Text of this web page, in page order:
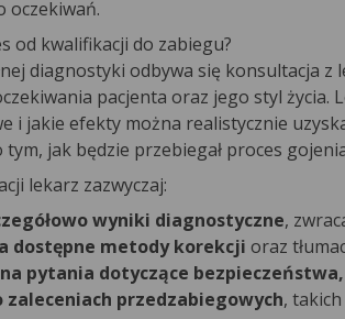
oczekiwań.
od kwalifikacji do zabiegu?
diagnostyki odbywa się konsultacja
pacjenta oraz jego styl
i jakie efekty można realistycznie
jak będzie przebiegał proces
lekarz zazwyczaj:
wyniki diagnostyczne,
dostępne metody korekcji oraz
pytania dotyczące
przedzabiegowych,